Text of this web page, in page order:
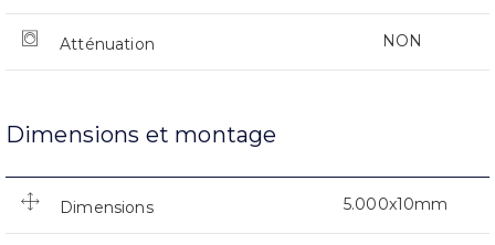
Atténuation NON
Dimensions et montage
Dimensions 5.000x10mm